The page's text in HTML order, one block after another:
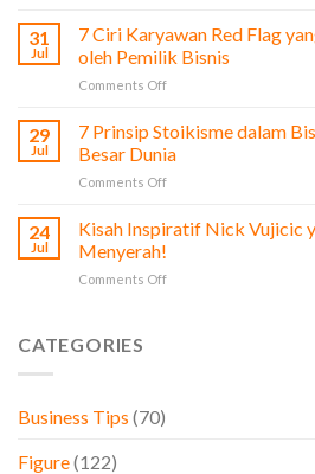
Network
untuk
Chul:
Dari
Sayur
Samsung
31
Jul
7 Ciri Karyawan Red Flag
oleh Pemilik Bisnis
Comments Offon
Ciri
Red
Flag
Perlu
29
Jul
7 Prinsip Stoikisme dalam
Besar Dunia
Comments Offon
Prinsip
Bisnis,
24
Jul
Kisah Inspiratif Nick Vujicic
Menyerah!
Comments Offon
CATEGORIES
Business Tips (70)
Figure(122)